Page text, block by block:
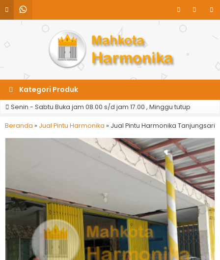
Kategori Produk
Senin - Sabtu Buka jam 08.00 s/d jam 17.00 , Minggu tutup
Beranda » Jual Pintu Harmonika » Jual Pintu Harmonika Tanjungsari